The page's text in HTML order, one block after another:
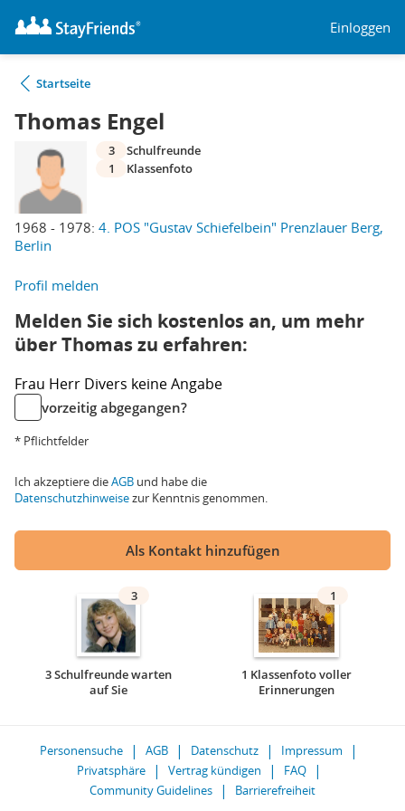
Einloggen
Startseite
Thomas Engel
1968 - 1978: 4. POS "Gustav Schiefelbein" Prenzlauer Berg,
Berlin
3
Schulfreunde
1
Klassenfoto
Profil melden
Melden Sie sich kostenlos an, um mehr
über Thomas zu erfahren:
Frau Herr Divers keine Angabe
vorzeitig abgegangen?
* Pflichtfelder
Ich akzeptiere dieAGB und habe die
Datenschutzhinweisezur Kenntnis genommen.
Als Kontakt hinzufügen
3
3 Schulfreunde warten
auf Sie
1
1 Klassenfoto voller
Erinnerungen
Personensuche AGB Datenschutz
Impressum
Privatsphäre
Vertrag kündigen
FAQ
Community Guidelines
Barrierefreiheit